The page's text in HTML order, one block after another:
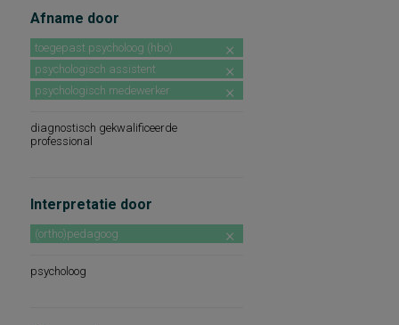
Afname door
toegepast psycholoog (hbo)
psychologisch assistent
psychologisch medewerker
diagnostisch gekwalificeerde
professional
Interpretatie door
(ortho)pedagoog
psycholoog